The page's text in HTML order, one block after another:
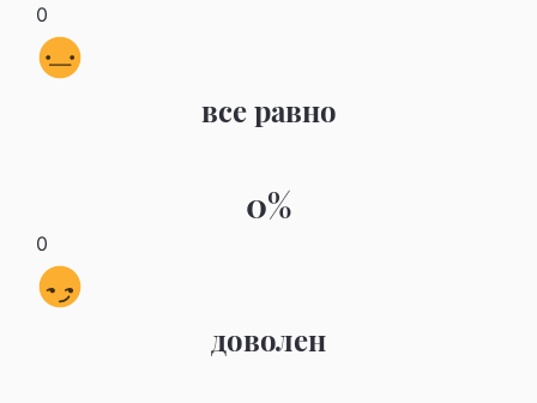
0
все равно
0%
0
доволен